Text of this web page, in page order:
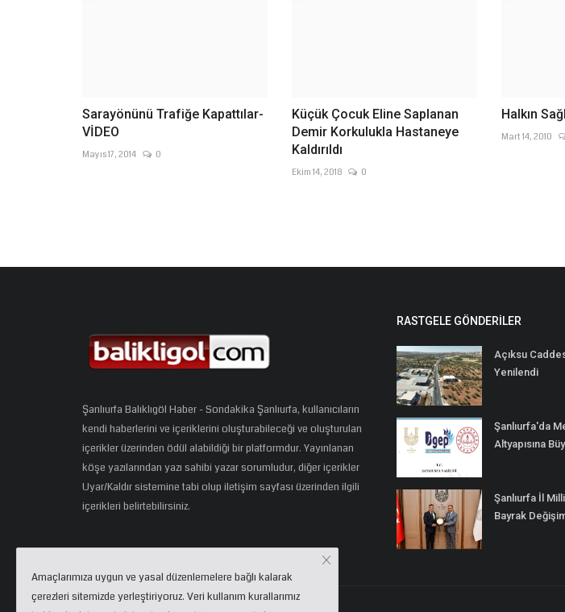
Sarayönünü Trafiğe Kapattılar-
VİDEO
Mayıs 17, 2014 0
Küçük Çocuk Eline Saplanan
Demir Korkulukla Hastaneye
Kaldırıldı
Ekim 14, 2018 0
Halkın
Mart 14, 2010
Şanlıurfa Balıklıgöl Haber - Sondakika Şanlıurfa, kullanıcıların
kendi haberlerini ve içeriklerini oluşturabileceği ve oluşturulan
içerikler üzerinden ödül alabildiği bir platformdur. Yayınlanan
köşe yazılarından yazı sahibi yazar sorumludur, diğer içerikler
Uyar/Kaldır sistemine tabi olup iletişim sayfası üzerinden ilgili
içerikleri belirtebilirsiniz.
RASTGELE GÖNDERILER
Açıksu
Yenilendi
Şanlıurfa'da
Altyapısına
Şanlıurfa İl
Bayrak
Amaçlarımıza uygun ve yasal düzenlemelere bağlı kalarak
çerezleri sitemizde yerleştiriyoruz. Veri kullanım kurallarımız